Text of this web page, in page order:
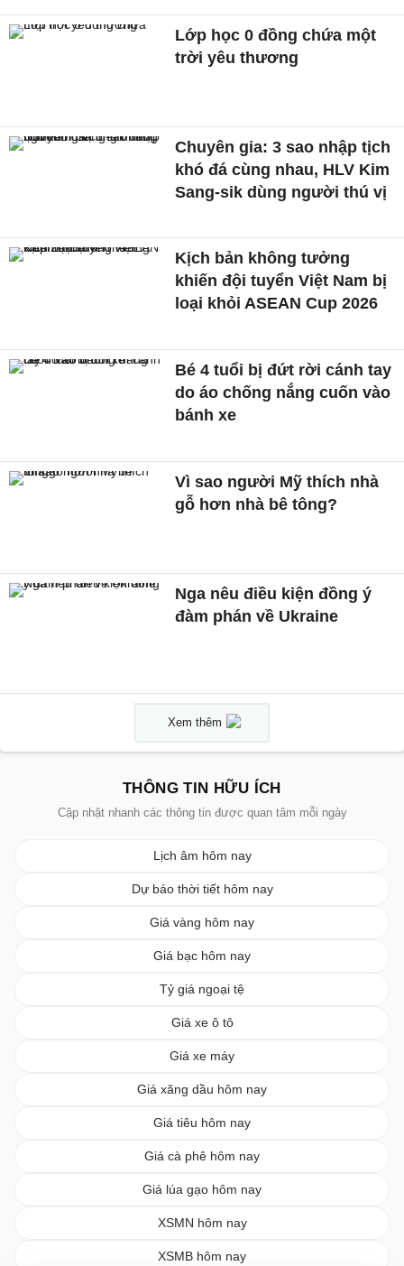
Lớp học 0 đồng chứa một
trời yêu thương
Chuyên gia: 3 sao nhập tịch
khó đá cùng nhau, HLV Kim
Sang-sik dùng người thú vị
Kịch bản không tưởng
khiến đội tuyển Việt Nam bị
loại khỏi ASEAN Cup 2026
Bé 4 tuổi bị đứt rời cánh tay
do áo chống nắng cuốn vào
bánh xe
Vì sao người Mỹ thích nhà
gỗ hơn nhà bê tông?
Nga nêu điều kiện đồng ý
đàm phán về Ukraine
Xem thêm
THÔNG TIN HỮU ÍCH
Cập nhật nhanh các thông tin được quan tâm mỗi ngày
Lịch âm hôm nay
Dự báo thời tiết hôm nay
Giá vàng hôm nay
Giá bạc hôm nay
Tỷ giá ngoại tệ
Giá xe ô tô
Giá xe máy
Giá xăng dầu hôm nay
Giá tiêu hôm nay
Giá cà phê hôm nay
Giá lúa gạo hôm nay
XSMN hôm nay
XSMB hôm nay